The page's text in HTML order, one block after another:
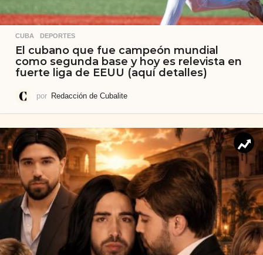
CUBA ,DEPORTES
El cubano que fue campeón mundial
como segunda base y hoy es relevista en
fuerte liga de EEUU (aquí detalles)
por Redacción de Cubalite